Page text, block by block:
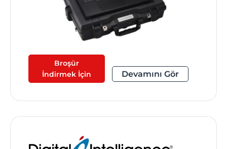
Broşür
İndirmek İçin
Devamını Gör